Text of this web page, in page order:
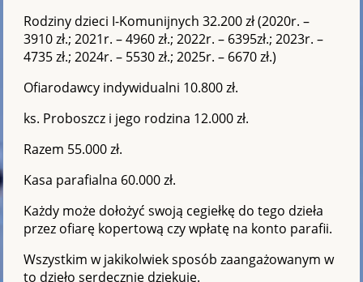
Rodziny dzieci I-Komunijnych 32.200 zł (2020r. –
3910 zł.; 2021r. – 4960 zł.; 2022r. – 6395zł.; 2023r. –
4735 zł.; 2024r. – 5530 zł.; 2025r. – 6670 zł.)
Ofiarodawcy indywidualni 10.800 zł.
ks. Proboszcz i jego rodzina 12.000 zł.
Razem 55.000 zł.
Kasa parafialna 60.000 zł.
Każdy może dołożyć swoją cegiełkę do tego dzieła
przez ofiarę kopertową czy wpłatę na konto parafii.
Wszystkim w jakikolwiek sposób zaangażowanym w
to dzieło serdecznie dziękuję.